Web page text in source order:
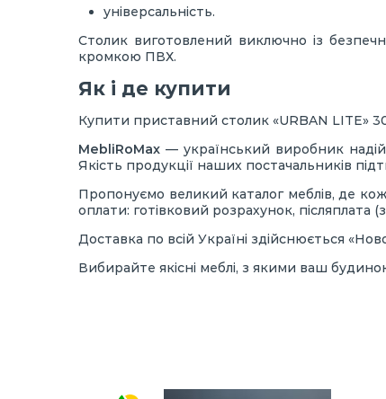
універсальність.
Столик виготовлений виключно із
кромкою ПВХ.
Як і де купити
Купити приставний столик «URBAN LITE»
MebliRoMax — український виробник
Якість продукції наших постачальників
Пропонуємо великий каталог меблів, де
оплати: готівковий розрахунок,
Доставка по всій Україні здійснюється
Вибирайте якісні меблі, з якими ваш